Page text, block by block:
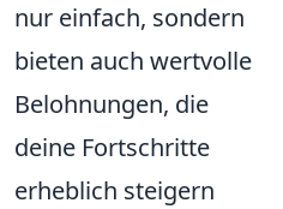
nur einfach, sondern
bieten auch wertvolle
Belohnungen, die
deine Fortschritte
erheblich steigern